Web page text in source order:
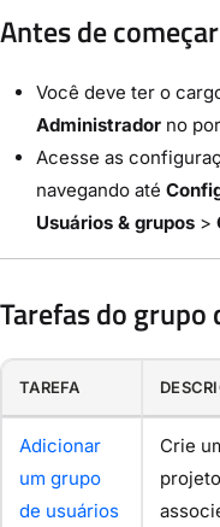
Antes de começar
Você deve ter o
Administrador no
Acesse as
navegando até
Usuários & grupos >
Tarefas do grupo
TAREFA
Adicionar
um grupo
de usuários
Crie